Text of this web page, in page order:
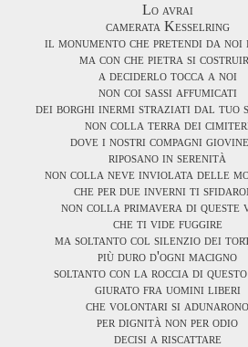
Lo avrai
camerata Kesselring
il monumento che pretendi da
ma con che pietra si
a deciderlo tocca a noi
non coi sassi affumicati
dei borghi inermi straziati dal tuo
non colla terra dei
dove i nostri compagni
riposano in serenità
non colla neve inviolata delle
che per due inverni ti
non colla primavera di queste
che ti vide fuggire
ma soltanto col silenzio dei
più duro d'ogni macigno
soltanto con la roccia di
giurato fra uomini liberi
che volontari si adunarono
per dignità non per odio
decisi a riscattare